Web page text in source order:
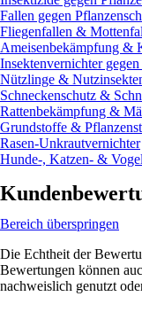
Fallen gegen
Fliegenfallen &
Ameisenbekämpfung &
Insektenvernichter
Nützlinge &
Schneckenschutz &
Rattenbekämpfung &
Grundstoffe &
Rasen-Unkrautvernichter
Hunde-, Katzen- &
Bereich überspringen
Die Echtheit der
Bewertungen können
nachweislich genutzt